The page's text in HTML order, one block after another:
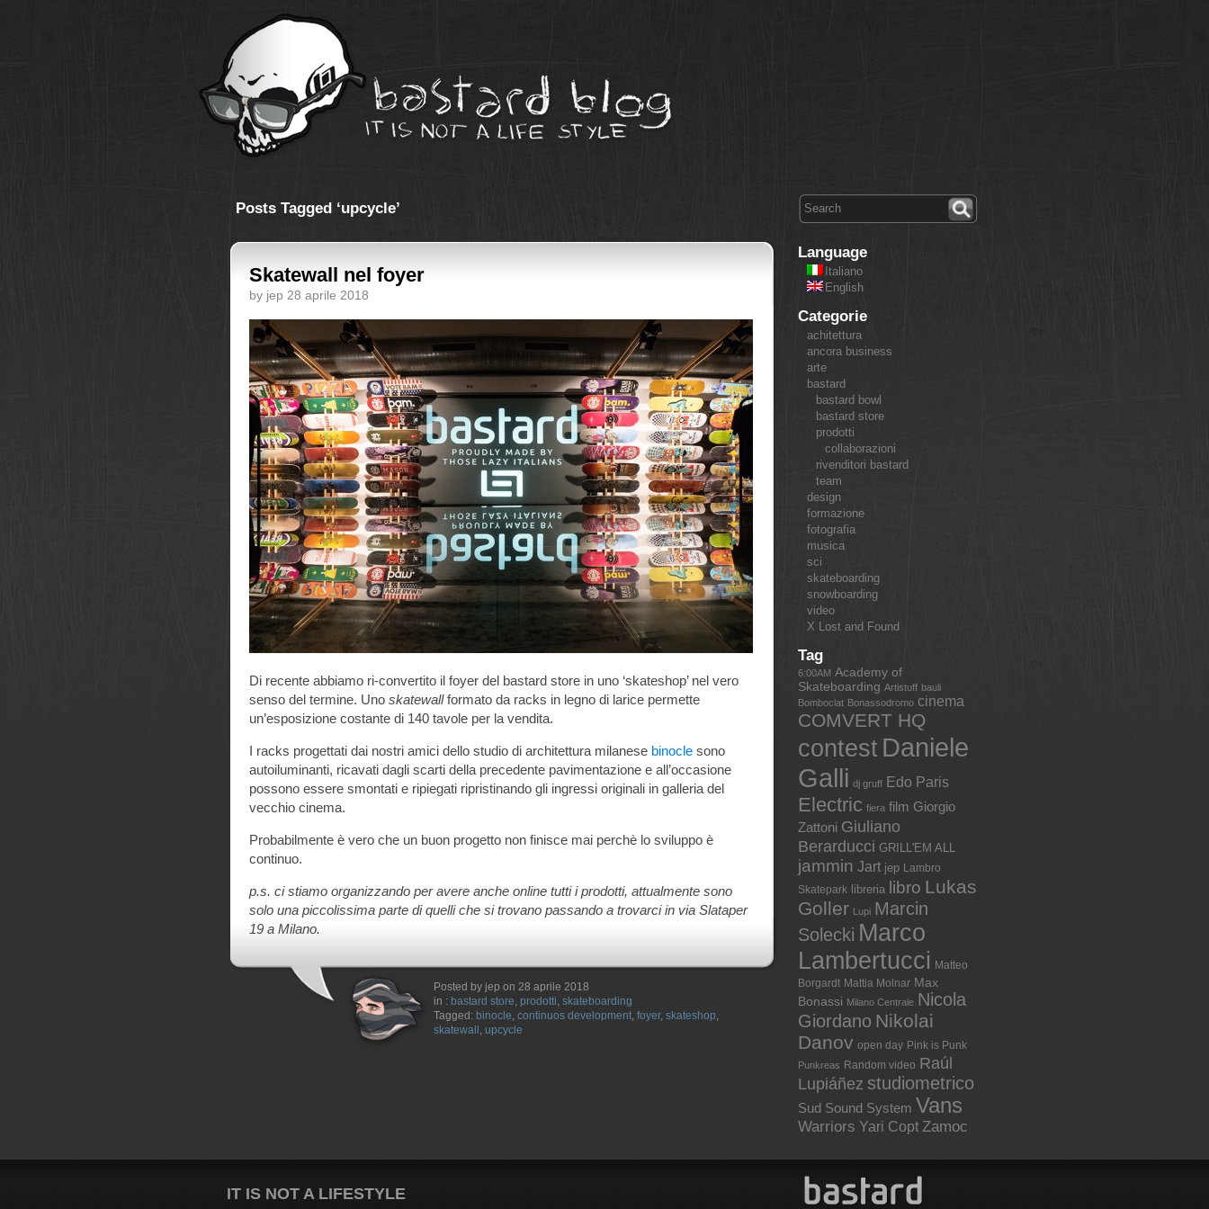
Posts Tagged ‘upcycle’
Skatewall nel foyer
by jep 28 aprile 2018
Di recente abbiamo ri-convertito il foyer del bastard store in uno ‘skateshop’ nel vero
senso del termine. Uno skatewallformato da racks in legno di larice permette
un’esposizione costante di 140 tavole per la vendita.
I racks progettati dai nostri amici dello studio di architettura milanese binocle sono
autoiluminanti, ricavati dagli scarti della precedente pavimentazione e all’occasione
possono essere smontati e ripiegati ripristinando gli ingressi originali in galleria del
vecchio cinema.
Probabilmente è vero che un buon progetto non finisce mai perchè lo sviluppo è
continuo.
p.s. ci stiamo organizzando per avere anche online tutti i prodotti, attualmente sono
solo una piccolissima parte di quelli che si trovano passando a trovarci in via Slataper
19 a Milano.
Posted by jep on 28 aprile 2018
in : bastard store, prodotti, skateboarding
Tagged: binocle, continuos development, foyer, skateshop,
skatewall , upcycle
Language
Italiano
English
Categorie
achitettura
ancora business
arte
bastard
bastard bowl
bastard store
prodotti
collaborazioni
rivenditori bastard
team
design
formazione
fotografia
musica
sci
skateboarding
snowboarding
video
X Lost and Found
Tag
6:00AM Academy of
Skateboarding Artistuff bauli
Bomboclat Bonassodromo cinema
COMVERT HQ
contest Daniele
Galli dj gruff Edo Paris
Electric fiera film Giorgio
Zattoni Giuliano
Berarducci GRILL'EM ALL
jammin Jart jep Lambro
Skatepark libreria libro Lukas
Goller Lupi Marcin
Solecki Marco
Lambertucci Matteo
Borgardt Mattia Molnar Max
Bonassi Milano Centrale Nicola
Giordano Nikolai
Danov open day Pink is Punk
Punkreas Random video Raúl
Lupiáñez studiometrico
Sud Sound System Vans
Warriors Yari Copt Zamoc
IT IS NOT A LIFESTYLE